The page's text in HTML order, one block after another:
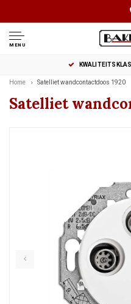
MENU
Home Satelliet wandcontactdoos 1920
Satelliet